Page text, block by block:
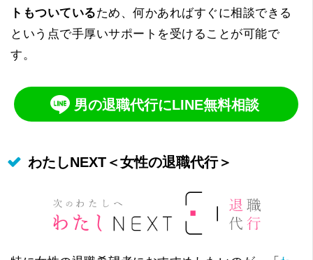
トもついているため、何かあればすぐに相談できる
という点で手厚いサポートを受けることが可能で
す。
男の退職代行にLINE無料相談
わたしNEXT＜女性の退職代行＞